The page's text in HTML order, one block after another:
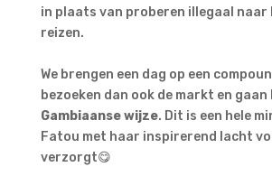
in plaats van proberen illegaal naar
reizen.
We brengen een dag op een
bezoeken dan ook de markt en gaan
Gambiaanse wijze. Dit is een hele
Fatou met haar inspirerend lacht
verzorgt😋